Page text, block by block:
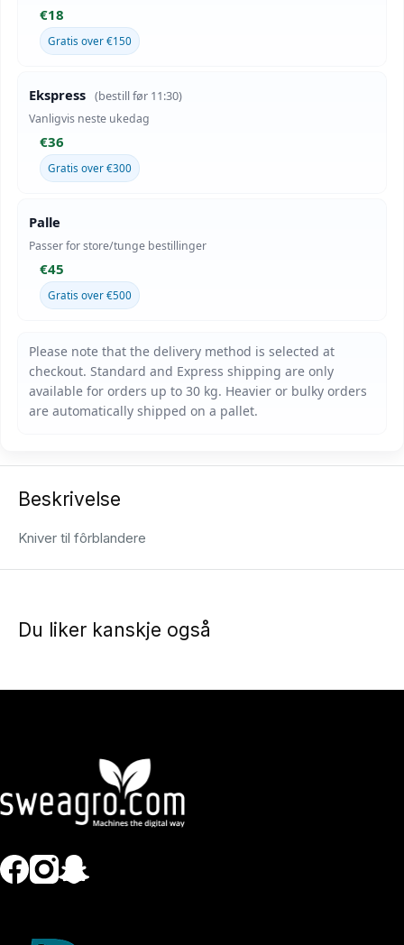
€18
Gratis over €150
Ekspress (bestill før 11:30)
Vanligvis neste ukedag
€36
Gratis over €300
Palle
Passer for store/tunge bestillinger
€45
Gratis over €500
Beskrivelse
Kniver til fôrblandere
Du liker kanskje også